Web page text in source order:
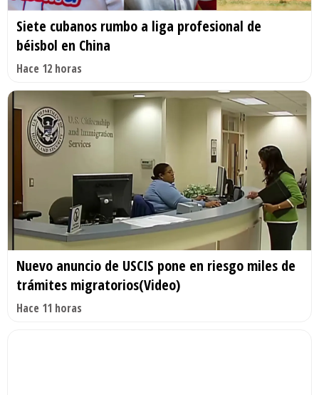
Siete cubanos rumbo a liga profesional de
béisbol en China
Hace 12 horas
Nuevo anuncio de USCIS pone en riesgo miles de
trámites migratorios(Video)
Hace 11 horas